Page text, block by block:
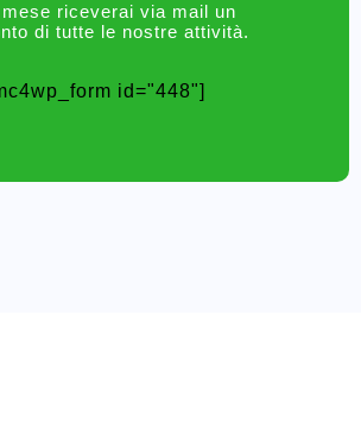
riceverai via mail un
di tutte le nostre attività.
id="448"]